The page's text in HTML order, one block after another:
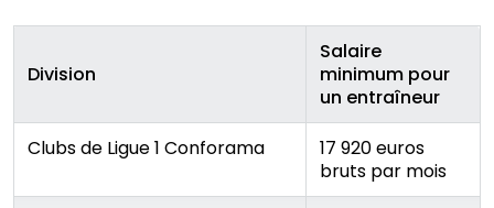
Division
Salaire
minimum pour
un entraîneur
Clubs de Ligue 1 Conforama
17 920 euros
bruts par mois